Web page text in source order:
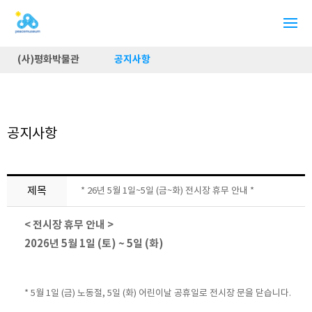
(사)평화박물관 공지사항
공지사항
제목 * 26년 5월 1일~5일 (금~화) 전시장 휴무 안내 *
< 전시장 휴무 안내 >
2026년 5월 1일 (토) ~ 5일 (화)
* 5월 1일 (금) 노동절, 5일 (화) 어린이날 공휴일로 전시장 문을 닫습니다.